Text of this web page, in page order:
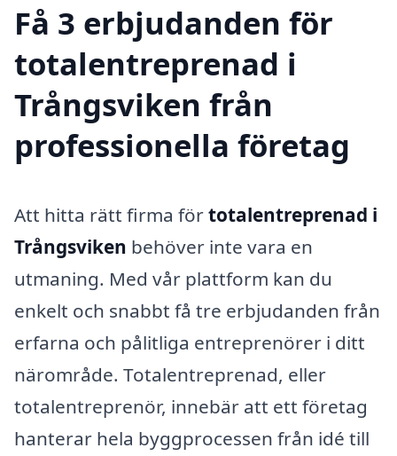
Få 3 erbjudanden för
totalentreprenad i
Trångsviken från
professionella företag
Att hitta rätt firma förtotalentreprenad i
Trångsviken behöver inte vara en
utmaning. Med vår plattform kan du
enkelt och snabbt få tre erbjudanden från
erfarna och pålitliga entreprenörer i ditt
närområde. Totalentreprenad, eller
totalentreprenör, innebär att ett företag
hanterar hela byggprocessen från idé till